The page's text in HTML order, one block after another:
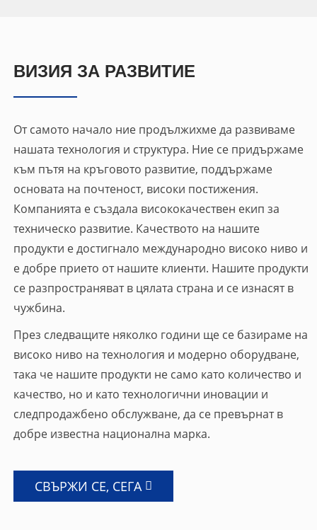
ВИЗИЯ ЗА РАЗВИТИЕ
От самото начало ние продължихме да развиваме
нашата технология и структура. Ние се придържаме
към пътя на кръговото развитие, поддържаме
основата на почтеност, високи постижения.
Компанията е създала висококачествен екип за
техническо развитие. Качеството на нашите
продукти е достигнало международно високо ниво и
е добре прието от нашите клиенти. Нашите продукти
се разпространяват в цялата страна и се изнасят в
чужбина.
През следващите няколко години ще се базираме на
високо ниво на технология и модерно оборудване,
така че нашите продукти не само като количество и
качество, но и като технологични иновации и
следпродажбено обслужване, да се превърнат в
добре известна национална марка.
СВЪРЖИ СЕ, СЕГА